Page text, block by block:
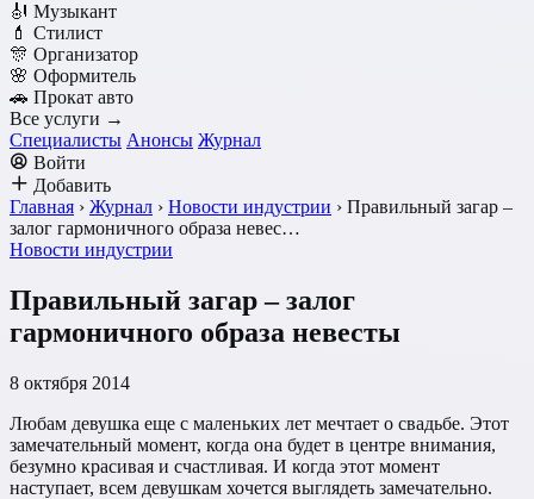
🎻 Музыкант
💄 Стилист
🎊 Организатор
🌸 Оформитель
🚗 Прокат авто
Все услуги →
Специалисты Анонсы Журнал
Войти
Добавить
Главная › Журнал › Новости индустрии › Правильный загар –
залог гармоничного образа невес…
Новости индустрии
Правильный загар – залог
гармоничного образа невесты
8 октября 2014
Любам девушка еще с маленьких лет мечтает о свадьбе. Этот
замечательный момент, когда она будет в центре внимания,
безумно красивая и счастливая. И когда этот момент
наступает, всем девушкам хочется выглядеть замечательно.